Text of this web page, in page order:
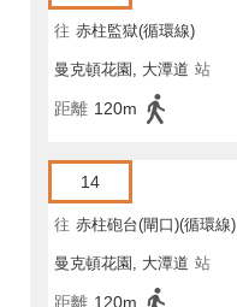
往 赤柱監獄(循環線)
曼克頓花園, 大潭道 站
距離 120m
14
往 赤柱砲台(閘口)(循環線)
曼克頓花園, 大潭道 站
距離 120m